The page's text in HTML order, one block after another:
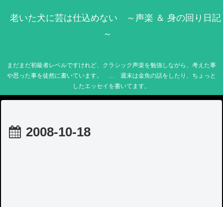
老いた犬に芸は仕込めない ～声楽 ＆ 身の回り日記
～
まだまだ初級者レベルですけれど、クラシック声楽を勉強しながら、考えた事
や思った事を徒然に書いています。 … 週末は金魚の話をしたり、ちょっと
したエッセイを書いてます。
2008-10-18